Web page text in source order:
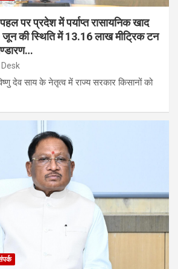
पर प्रदेश में पर्याप्त रासायनिक खाद
की स्थिति में 13.16 लाख मीट्रिक टन
देव साय के नेतृत्व में राज्य सरकार किसानों को